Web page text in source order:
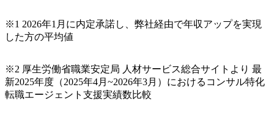
サルティングファームの立ち上げフェーズに関わることが
できる 豊富な経験を持つコンサル経験者の場合は、自らチ
ーションの開発 など) シンプレクスの顧客基盤、エンジニ
アケイパビリティを活かた確度の高い事業立ち上げが経験
できる 2026年8月21日(金) 19:30〜21:30 (19:20開場) 2026年8
※1 2026年1月に内定承諾し、弊社経由で年収アップを実現
した方の平均値
※2 厚生労働省職業安定局 人材サービス総合サイトより 最
新2025年度（2025年4月~2026年3月）におけるコンサル特化
転職エージェント支援実績数比較